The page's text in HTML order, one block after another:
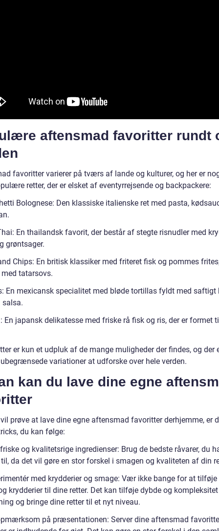
aftensmad favoritter rundt
favoritter varierer på tværs af lande og kulturer, og her er
retter, der er elsket af eventyrrejsende og backpackere:
Bolognese: Den klassiske italienske ret med pasta,
En thailandsk favorit, der består af stegte risnudler med
grøntsager.
Chips: En britisk klassiker med friteret fisk og pommes
med tatarsovs.
En mexicansk specialitet med bløde tortillas fyldt med saftigt
salsa.
En japansk delikatesse med friske rå fisk og ris, der er formet
er kun et udpluk af de mange muligheder der findes, og der
variationer at udforske over hele verden.
kan du lave dine egne
prøve at lave dine egne aftensmad favoritter derhjemme, er
du kan følge:
og kvalitetsrige ingredienser: Brug de bedste råvarer, du
da det vil gøre en stor forskel i smagen og kvaliteten af din
med krydderier og smage: Vær ikke bange for at tilføje
krydderier til dine retter. Det kan tilføje dybde og
og bringe dine retter til et nyt niveau.
på præsentationen: Server dine aftensmad